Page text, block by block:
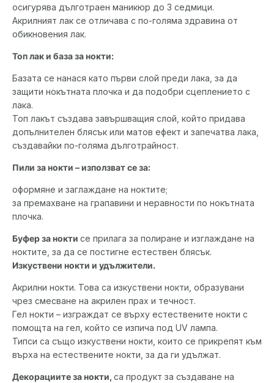
осигурява дълготраен маникюр до 3 седмици.
Акрилният лак се отличава с по-голяма здравина от
обикновения лак.
Топ лак и база за нокти:
Базата се нанася като първи слой преди лака, за да
защити нокътната плочка и да подобри сцеплението с
лака.
Топ лакът създава завършващия слой, който придава
допълнителен блясък или матов ефект и запечатва лака,
създавайки по-голяма дълготрайност.
Пили за нокти – използват се за:
оформяне и заглаждане на ноктите;
за премахване на грапавини и неравности по нокътната
плочка.
Буфер за нокти се прилага за полиране и изглаждане на
ноктите, за да се постигне естествен блясък.
Изкуствени нокти и удължители.
Акрилни нокти. Това са изкуствени нокти, образувани
чрез смесване на акрилен прах и течност.
Гел нокти – изграждат се върху естествените нокти с
помощта на гел, който се изпича под UV лампа.
Типси са също изкуствени нокти, които се прикрепят към
върха на естествените нокти, за да ги удължат.
Декорациите за нокти, са продукт за създаване на